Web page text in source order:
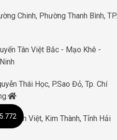
Chinh, Phường Thanh Bình, TP.
Tân Việt Bắc - Mạo Khê -
Thái Học, P.Sao Đỏ, Tp. Chí
Tuấn Việt, Kim Thành, Tỉnh Hải